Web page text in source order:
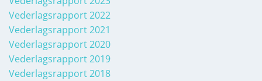
Vederlagsrapport 2022
Vederlagsrapport 2021
Vederlagsrapport 2020
Vederlagsrapport 2019
Vederlagsrapport 2018